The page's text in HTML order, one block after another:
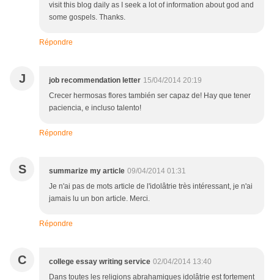
visit this blog daily as I seek a lot of information about god and
some gospels. Thanks.
Répondre
J job recommendation letter 15/04/2014 20:19
Crecer hermosas flores también ser capaz de! Hay que tener
paciencia, e incluso talento!
Répondre
S summarize my article 09/04/2014 01:31
Je n'ai pas de mots article de l'idolâtrie très intéressant, je n'ai
jamais lu un bon article. Merci.
Répondre
C college essay writing service 02/04/2014 13:40
Dans toutes les religions abrahamiques idolâtrie est fortement